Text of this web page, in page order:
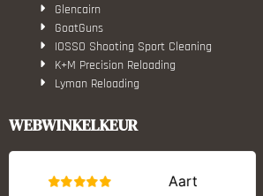
Glencairn
GoatGuns
IOSSO Shooting Sport Cleaning
K+M Precision Reloading
Lyman Reloading
Monstrum Tactical
S.T. Dupont
WEBWINKELKEUR